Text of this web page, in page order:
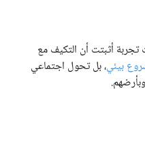
أثبتت أن التكيف مع
بيئي، بل تحول اجتماعي